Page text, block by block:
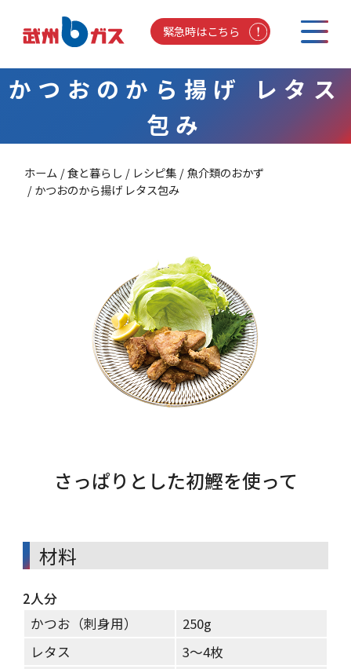
緊急時はこちら
かつおのから揚げ レタス
包み
ホーム 食と暮らし レシピ集
魚介類のおかず
かつおのから揚げ レタス包み
さっぱりとした初鰹を使って
材料
2人分
かつお（刺身用）
250g
レタス
3～4枚